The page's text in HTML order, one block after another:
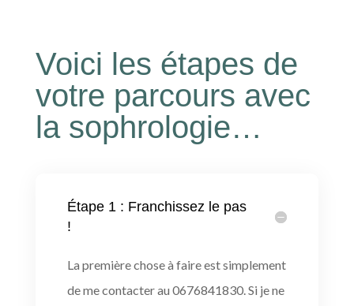
Voici les étapes de
votre parcours avec
la sophrologie…
Étape 1 : Franchissez le pas
!
La première chose à faire est simplement
de me contacter au 0676841830. Si je ne